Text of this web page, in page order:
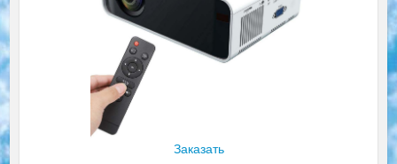
Заказать